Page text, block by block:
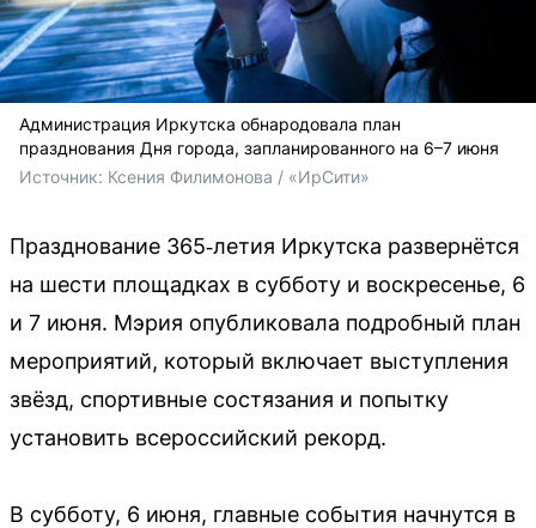
Администрация Иркутска обнародовала план
празднования Дня города, запланированного на 6–7 июня
Источник: Ксения Филимонова / «ИрСити»
Празднование 365‑летия Иркутска развернётся
на шести площадках в субботу и воскресенье, 6
и 7 июня. Мэрия опубликовала подробный план
мероприятий, который включает выступления
звёзд, спортивные состязания и попытку
установить всероссийский рекорд.
В субботу, 6 июня, главные события начнутся в